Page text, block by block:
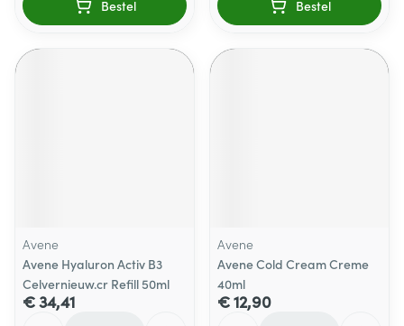
Bestel Bestel
Avene
Avene Hyaluron Activ B3
Celvernieuw.cr Refill 50ml
€ 34,41
Avene
Avene Cold Cream Creme
40ml
€ 12,90